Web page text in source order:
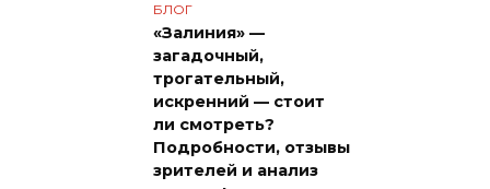
БЛОГ
«Залиния» —
загадочный,
трогательный,
искренний — стоит
ли смотреть?
Подробности, отзывы
зрителей и анализ